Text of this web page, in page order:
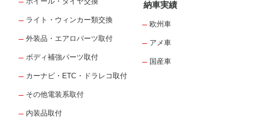
ライト・ウィンカー類交換
外装品・エアロパーツ取付
ボディ補強パーツ取付
カーナビ・ETC・ドラレコ取付
その他電装系取付
内装品取付
納車実績
欧州車
アメ車
国産車